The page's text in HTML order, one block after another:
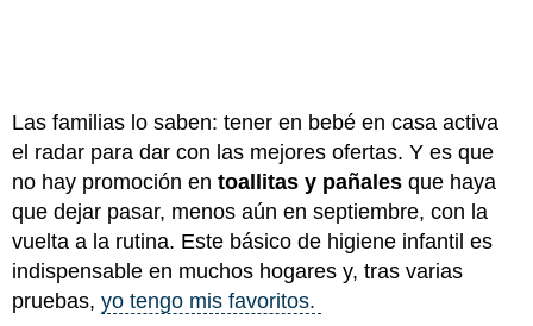
Las familias lo saben: tener en bebé en casa activa
el radar para dar con las mejores ofertas. Y es que
no hay promoción en toallitas y pañales que haya
que dejar pasar, menos aún en septiembre, con la
vuelta a la rutina. Este básico de higiene infantil es
indispensable en muchos hogares y, tras varias
pruebas, yo tengo mis favoritos.